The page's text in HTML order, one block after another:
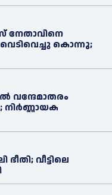
വെടിവെച്ചു കൊന്നു;
വന്ദേമാതരം
വീട്ടിലെ